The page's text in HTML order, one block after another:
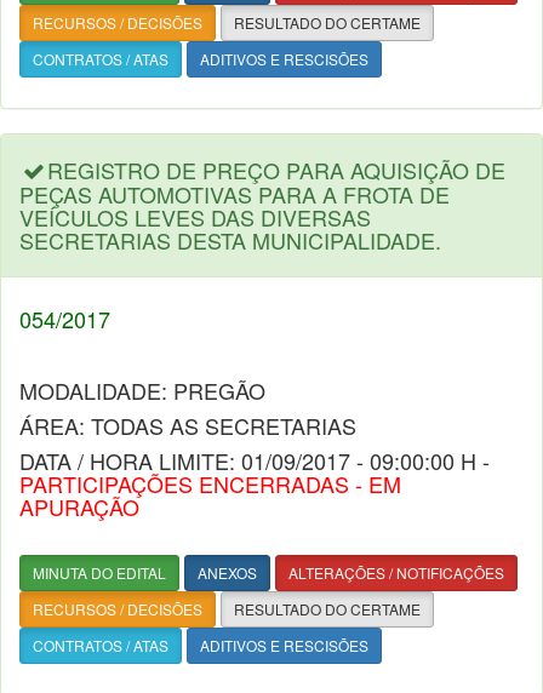
RECURSOS / DECISÕES
RESULTADO DO CERTAME
CONTRATOS / ATAS
ADITIVOS E RESCISÕES
REGISTRO DE PREÇO PARA AQUISIÇÃO DE
PEÇAS AUTOMOTIVAS PARA A FROTA DE
VEÍCULOS LEVES DAS DIVERSAS
SECRETARIAS DESTA MUNICIPALIDADE.
054/2017
MODALIDADE: PREGÃO
ÁREA: TODAS AS SECRETARIAS
DATA / HORA LIMITE: 01/09/2017 - 09:00:00 H -
PARTICIPAÇÕES ENCERRADAS - EM
APURAÇÃO
MINUTA DO EDITAL ANEXOS
ALTERAÇÕES / NOTIFICAÇÕES
RECURSOS / DECISÕES
RESULTADO DO CERTAME
CONTRATOS / ATAS
ADITIVOS E RESCISÕES